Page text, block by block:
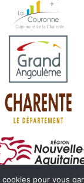
pour vous